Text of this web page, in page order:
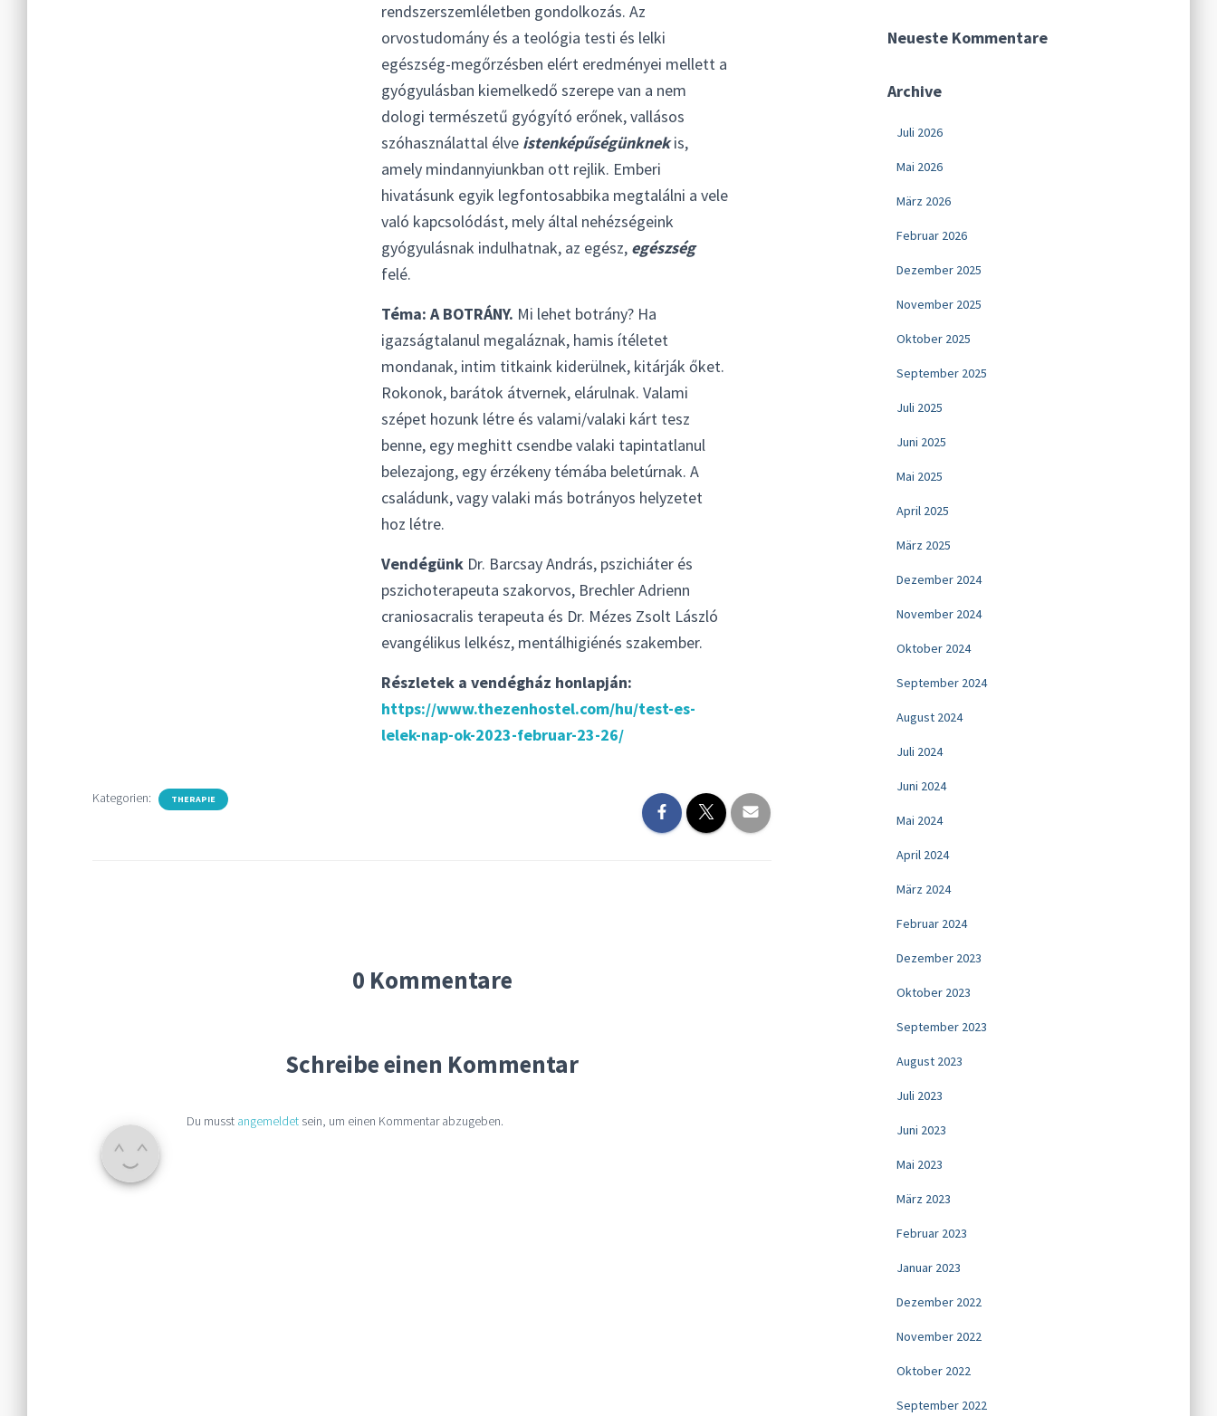
rendszerszemléletben gondolkozás. Az
orvostudomány és a teológia testi és lelki
egészség-megőrzésben elért eredményei mellett a
gyógyulásban kiemelkedő szerepe van a nem
dologi természetű gyógyító erőnek, vallásos
szóhasználattal élve istenképűségünknekis,
amely mindannyiunkban ott rejlik. Emberi
hivatásunk egyik legfontosabbika megtalálni a vele
való kapcsolódást, mely által nehézségeink
gyógyulásnak indulhatnak, az egész, egészség
felé.
Téma: A BOTRÁNY. Mi lehet botrány? Ha
igazságtalanul megaláznak, hamis ítéletet
mondanak, intim titkaink kiderülnek, kitárják őket.
Rokonok, barátok átvernek, elárulnak. Valami
szépet hozunk létre és valami/valaki kárt tesz
benne, egy meghitt csendbe valaki tapintatlanul
belezajong, egy érzékeny témába beletúrnak. A
családunk, vagy valaki más botrányos helyzetet
hoz létre.
Vendégünk Dr. Barcsay András, pszichiáter és
pszichoterapeuta szakorvos, Brechler Adrienn
craniosacralis terapeuta és Dr. Mézes Zsolt László
evangélikus lelkész, mentálhigiénés szakember.
Részletek a vendégház honlapján:
https://www.thezenhostel.com/hu/test-es-
lelek-nap-ok-2023-februar-23-26/
Kategorien: THERAPIE
0 Kommentare
Schreibe einen Kommentar
Du musst angemeldet sein, um einen Kommentar abzugeben.
Neueste Kommentare
Archive
Juli 2026
Mai 2026
März 2026
Februar 2026
Dezember 2025
November 2025
Oktober 2025
September 2025
Juli 2025
Juni 2025
Mai 2025
April 2025
März 2025
Dezember 2024
November 2024
Oktober 2024
September 2024
August 2024
Juli 2024
Juni 2024
Mai 2024
April 2024
März 2024
Februar 2024
Dezember 2023
Oktober 2023
September 2023
August 2023
Juli 2023
Juni 2023
Mai 2023
März 2023
Februar 2023
Januar 2023
Dezember 2022
November 2022
Oktober 2022
September 2022